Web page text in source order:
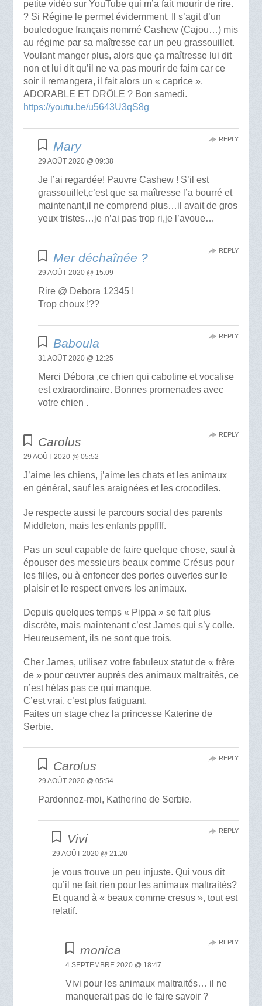
petite vidéo sur YouTube qui m’a fait mourir de rire.
? Si Régine le permet évidemment. Il s’agit d’un
bouledogue français nommé Cashew (Cajou…) mis
au régime par sa maîtresse car un peu grassouillet.
Voulant manger plus, alors que ça maîtresse lui dit
non et lui dit qu’il ne va pas mourir de faim car ce
soir il remangera, il fait alors un « caprice ».
ADORABLE ET DRÔLE ? Bon samedi.
https://youtu.be/u5643U3qS8g
Mary
29 AOÛT 2020 @ 09:38
Je l’ai regardée! Pauvre Cashew ! S’il est
grassouillet,c’est que sa maîtresse l’a bourré et
maintenant,il ne comprend plus…il avait de gros
yeux tristes…je n’ai pas trop ri,je l’avoue…
REPLY
Mer déchaînée ?
29 AOÛT 2020 @ 15:09
Rire @ Debora 12345 !
Trop choux !??
REPLY
Baboula
31 AOÛT 2020 @ 12:25
Merci Débora ,ce chien qui cabotine et vocalise
est extraordinaire. Bonnes promenades avec
votre chien .
REPLY
Carolus
29 AOÛT 2020 @ 05:52
J’aime les chiens, j’aime les chats et les animaux
en général, sauf les araignées et les crocodiles.
Je respecte aussi le parcours social des parents
Middleton, mais les enfants pppffff.
Pas un seul capable de faire quelque chose, sauf à
épouser des messieurs beaux comme Crésus pour
les filles, ou à enfoncer des portes ouvertes sur le
plaisir et le respect envers les animaux.
Depuis quelques temps « Pippa » se fait plus
discrète, mais maintenant c’est James qui s’y colle.
Heureusement, ils ne sont que trois.
Cher James, utilisez votre fabuleux statut de « frère
de » pour œuvrer auprès des animaux maltraités, ce
n’est hélas pas ce qui manque.
C’est vrai, c’est plus fatiguant,
Faites un stage chez la princesse Katerine de
Serbie.
REPLY
Carolus
29 AOÛT 2020 @ 05:54
Pardonnez-moi, Katherine de Serbie.
REPLY
Vivi
29 AOÛT 2020 @ 21:20
je vous trouve un peu injuste. Qui vous dit
qu’il ne fait rien pour les animaux maltraités?
Et quand à « beaux comme cresus », tout est
relatif.
REPLY
monica
4 SEPTEMBRE 2020 @ 18:47
Vivi pour les animaux maltraités… il ne
manquerait pas de le faire savoir ?
REPLY